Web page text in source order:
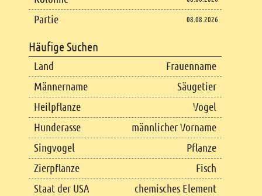
Partie 08.08.2026
Häufige Suchen
Land
Frauenname
Männername
Säugetier
Heilpflanze
Vogel
Hunderasse
männlicher Vorname
Singvogel
Pflanze
Zierpflanze
Fisch
Staat der USA
chemisches Element